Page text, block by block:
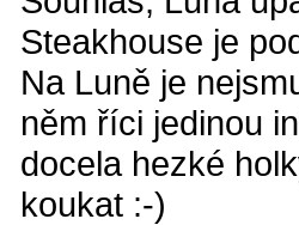
Steakhouse je
Na Luně je
něm říci jedinou
docela hezké
koukat :-)